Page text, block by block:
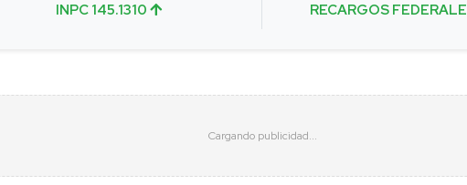
INPC 145.1310 RECARGOS